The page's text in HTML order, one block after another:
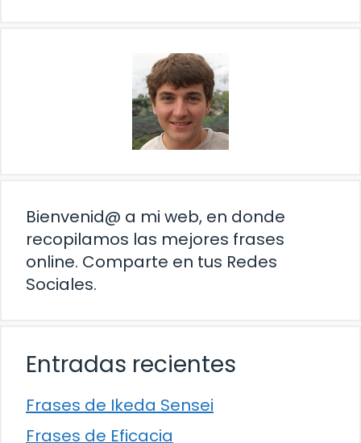
Bienvenid@ a mi web, en donde
recopilamos las mejores frases
online. Comparte en tus Redes
Sociales.
Entradas recientes
Frases de Ikeda Sensei
Frases de Eficacia